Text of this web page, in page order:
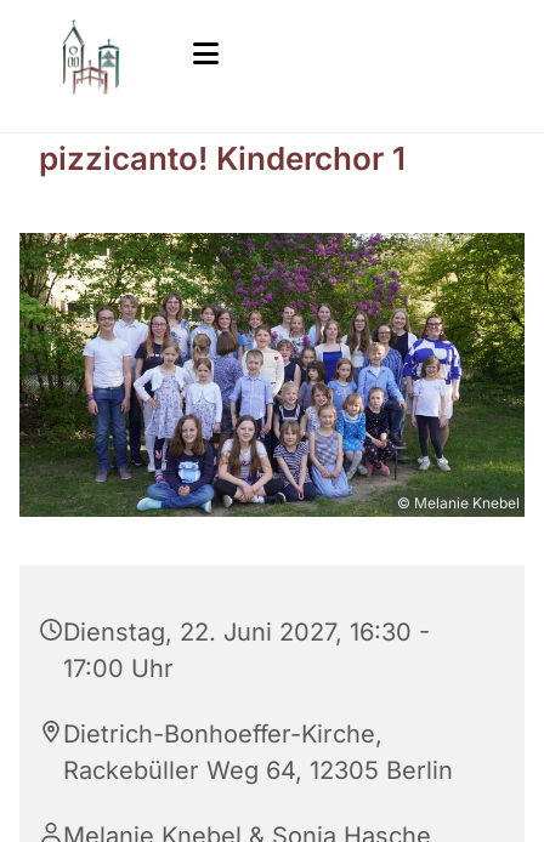
pizzicanto! Kinderchor 1
© Melanie Knebel
Dienstag, 22. Juni 2027, 16:30 -
17:00 Uhr
Dietrich-Bonhoeffer-Kirche,
Rackebüller Weg 64, 12305 Berlin
Melanie Knebel & Sonja Hasche